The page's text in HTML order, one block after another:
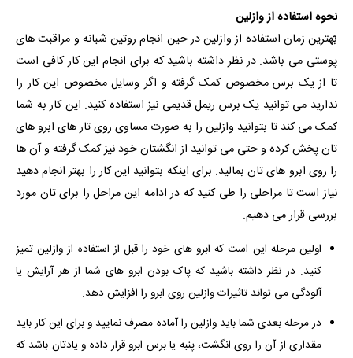
نحوه استفاده از وازلین
بّهترین زمان استفاده از وازلین در حین انجام روتین شبانه و مراقبت های
پوستی می باشد. در نظر داشته باشید که برای انجام این کار کافی است
تا از یک برس مخصوص کمک گرفته و اگر وسایل مخصوص این کار را
ندارید می توانید یک برس ریمل قدیمی نیز استفاده کنید. این کار به شما
کمک می کند تا بتوانید وازلین را به صورت مساوی روی تار های ابرو های
تان پخش کرده و حتی می توانید از انگشتان خود نیز کمک گرفته و آن ها
را روی ابرو های تان بمالید. برای اینکه بتوانید این کار را بهتر انجام دهید
نیاز است تا مراحلی را طی کنید که در ادامه این مراحل را برای تان مورد
بررسی قرار می دهیم.
اولین مرحله این است که ابرو های خود را قبل از استفاده از وازلین تمیز
کنید. در نظر داشته باشید که پاک بودن ابرو های شما از هر آرایش یا
آلودگی می تواند تاثیرات وازلین روی ابرو را افزایش دهد.
در مرحله بعدی شما باید وازلین را آماده مصرف نمایید و برای این کار باید
مقداری از آن را روی انگشت، پنبه یا برس ابرو قرار داده و یادتان باشد که